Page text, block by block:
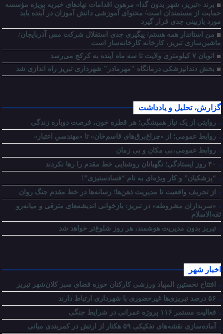
برند «تبریز، شهر بدون گدا» مرهون اقدامات نهادهای خیریه بویژه مؤسسه
حمایت از مستمندان است/ محتوای آموزشی دانش آموزان در آینده باید
مورد بازبینی جدی قرار گیرد
من استاندار همه هستم/ پیگیری جدی استقلال شرکت مس آذربایجان/
ماشین‌سازی تبریز، کارخانه کارخانه‌ساز است
اتوبان ۷ کیلومتری ولایت تا سه ماه آینده به کرکج می‌رسد
بخش دندانپزشکی درمانگاه "مهرمادر" شهرداری تبریز راه اندازی شد
گزارش، تحلیل و یادداشت
روایتی از یک نیاز همیشگی؛ هر قطره خون، فرصت دوباره زندگی
روابط عمومی؛ از «چراغ‌برق‌های قاسم‌خان» تا «مهندسیِ اعتبار»
روابط عمومی،بی مکان و بی زمان
“پزشکیان” و کار ویژه‌ای به نام “فسادستیزی”!
از تحریف واقعیت تا مدیریت ذهن‌ها؛ رسانه‌ها در خط مقدم جنگ روان
«سربداران مشروطه» در تبریز: بازخوانی اندیشه‌های مترقی و میانه‌رو
ثقه‌الاسلام
تبریز بدون مدیریت هوشمند، هر روز شلوغ‌تر خواهد شد
اخبار شهر
افتتاح نخستین المپیاد ورزشی کارکنان حوزه فضای سبز کلان‌شهر تبریز
فعالیت مستمر ۱۱۶ پروژه عمرانی در شرایط جنگی
آماده‌سازی نقشه‌های تفکیکی ۵۹ هکتار از ارتش در کمربندی میانی